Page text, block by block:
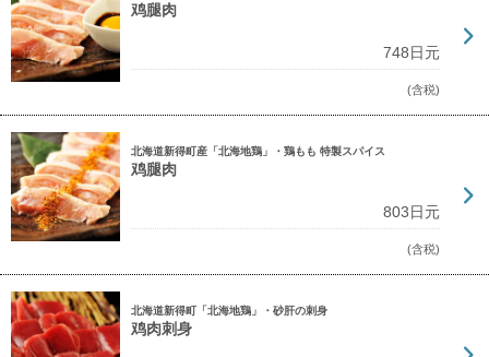
鸡腿肉
748日元
(含税)
北海道新得町産「北海地鶏」・鶏もも 特製スパイス
鸡腿肉
803日元
(含税)
北海道新得町「北海地鶏」・砂肝の刺身
鸡肉刺身